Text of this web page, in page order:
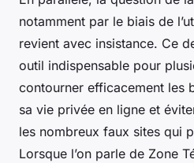
notamment par le biais de
revient avec insistance. Ce
outil indispensable pour
contourner efficacement les
sa vie privée en ligne et
les nombreux faux sites qui
Lorsque l’on parle de Zone